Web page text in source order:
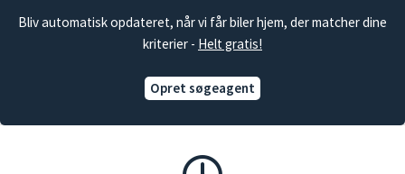
Bliv automatisk opdateret, når vi får biler hjem, der matcher dine
kriterier - Helt gratis!
Opret søgeagent